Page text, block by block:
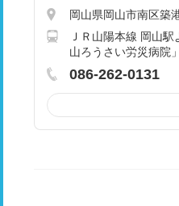
岡山県岡山市南区築
ＪＲ山陽本線 岡山
山ろうさい労災病院
086-262-0131